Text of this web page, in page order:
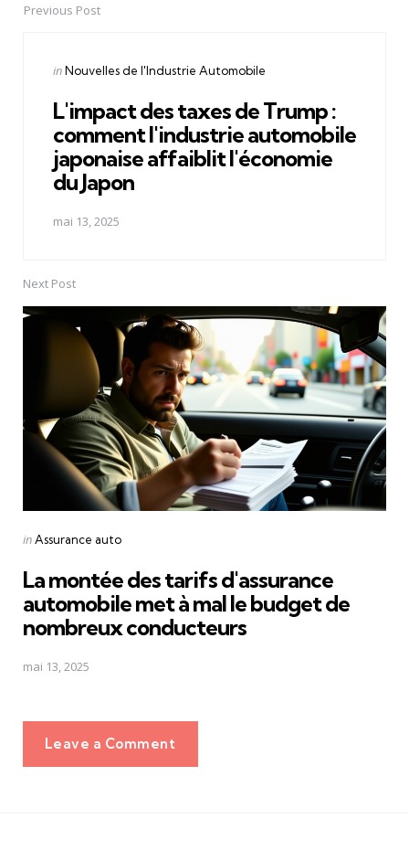
PostPrevious Post
Posted
inNouvelles de l'Industrie Automobile
L'impact des taxes de Trump :
comment l'industrie automobile
japonaise affaiblit l'économie
du Japon
mai 13, 2025
Next Post
Posted
inAssurance auto
La montée des tarifs d'assurance
automobile met à mal le budget de
nombreux conducteurs
mai 13, 2025
Leave a Comment